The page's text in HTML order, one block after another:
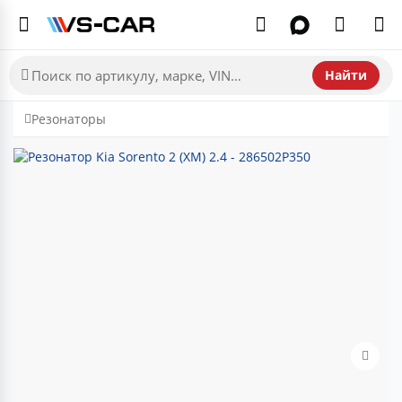
Найти
Резонаторы